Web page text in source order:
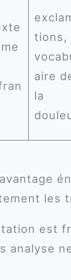
tions,
aire
la
les
est
analyse